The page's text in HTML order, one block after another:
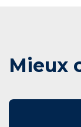
Mieux